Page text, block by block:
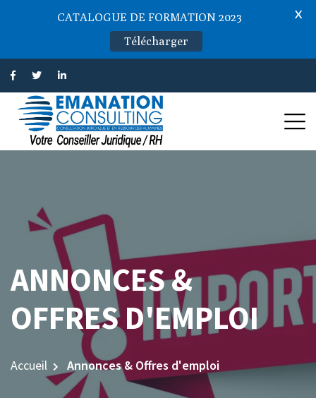
ANNONCES &
OFFRES D'EMPLOI
Accueil Annonces & Offres d'emploi
CATALOGUE DE FORMATION 2023
Télécharger
X